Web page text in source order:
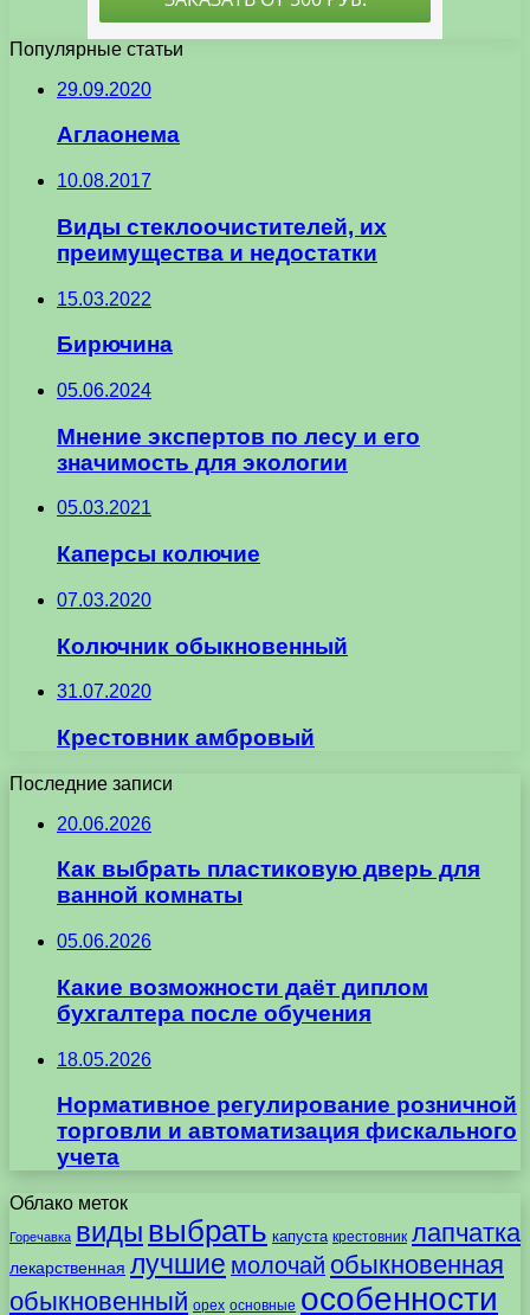
Популярные статьи
29.09.2020
Аглаонема
10.08.2017
Виды стеклоочистителей, их
преимущества и недостатки
15.03.2022
Бирючина
05.06.2024
Мнение экспертов по лесу и его
значимость для экологии
05.03.2021
Каперсы колючие
07.03.2020
Колючник обыкновенный
31.07.2020
Крестовник амбровый
Последние записи
20.06.2026
Как выбрать пластиковую дверь для
ванной комнаты
05.06.2026
Какие возможности даёт диплом
бухгалтера после обучения
18.05.2026
Нормативное регулирование розничной
торговли и автоматизация фискального
учета
Облако меток
Горечавка виды выбрать капуста крестовник лапчатка
лекарственная лучшие молочай обыкновенная
обыкновенный орех основные особенности